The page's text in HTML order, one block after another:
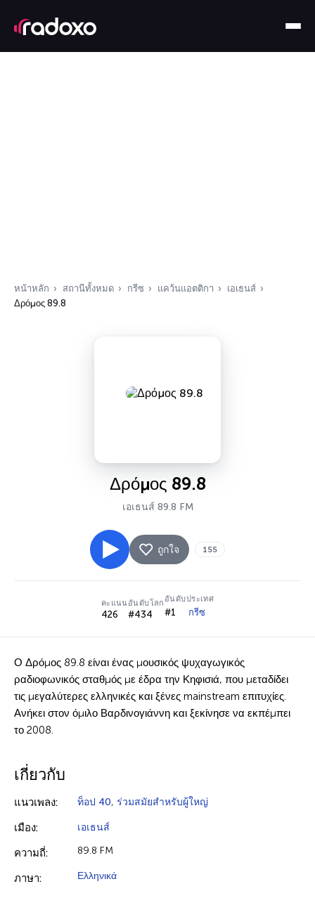
หน้าหลัก สถานีทั้งหมด กรีซ แคว้นแอตติกา
เอเธนส์
Δρόμος 89.8
Δρόμος 89.8
เอเธนส์ 89.8 FM
ถูกใจ 155
คะแนน
426
อันดับโลก
#434
อันดับประเทศ
#1 กรีซ
Ο Δρόμος 89.8 είναι ένας μουσικός ψυχαγωγικός
ραδιοφωνικός σταθμός με έδρα την Κηφισιά, που μεταδίδει
τις μεγαλύτερες ελληνικές και ξένες mainstream επιτυχίες.
Ανήκει στον όμιλο Βαρδινογιάννη και ξεκίνησε να εκπέμπει
το 2008.
เกี่ยวกับ
แนวเพลง: ท็อป 40, ร่วมสมัยสำหรับผู้ใหญ่
เมือง: เอเธนส์
ความถี่: 89.8 FM
ภาษา: Ελληνικά